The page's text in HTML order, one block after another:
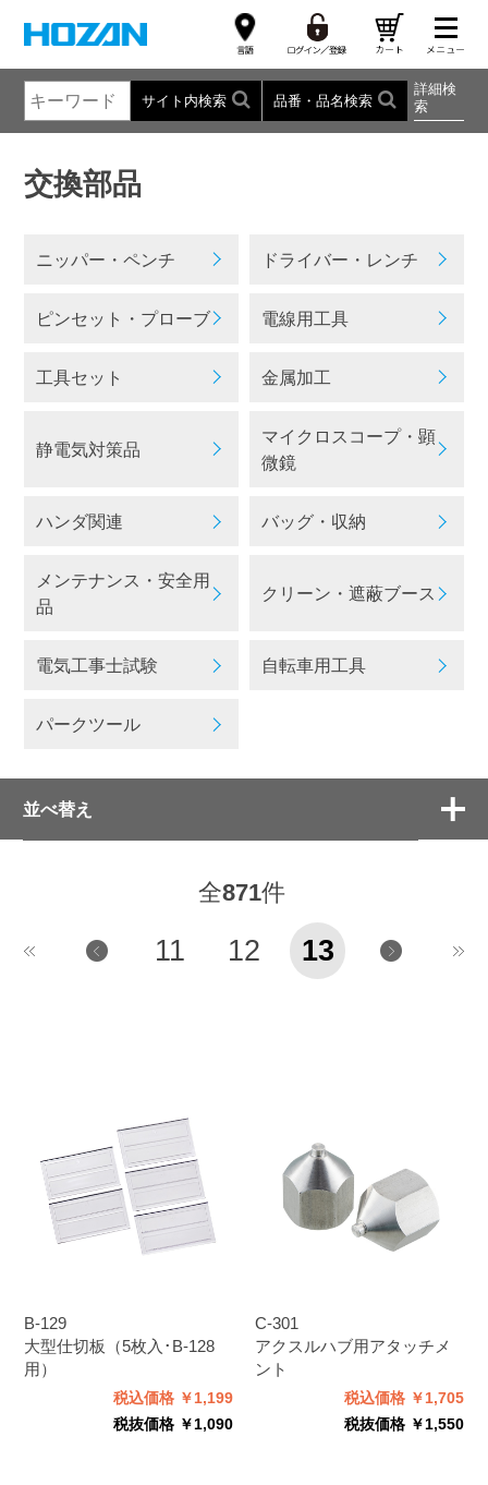
サイト内検索 品番・品名検索
詳細検
索
交換部品
ニッパー・ペンチ ドライバー・レンチ
ピンセット・プローブ 電線用工具
工具セット 金属加工
静電気対策品
マイクロスコープ・顕
微鏡
ハンダ関連 バッグ・収納
メンテナンス・安全用
品
クリーン・遮蔽ブース
電気工事士試験 自転車用工具
パークツール
並べ替え
全871件
11 12 13
B-129
大型仕切板（5枚入･B-128
用）
税込価格 ￥1,199
税抜価格 ￥1,090
C-301
アクスルハブ用アタッチメ
ント
税込価格 ￥1,705
税抜価格 ￥1,550